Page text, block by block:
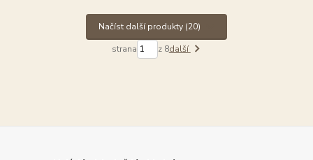
Načíst další produkty (20)
strana z 8další